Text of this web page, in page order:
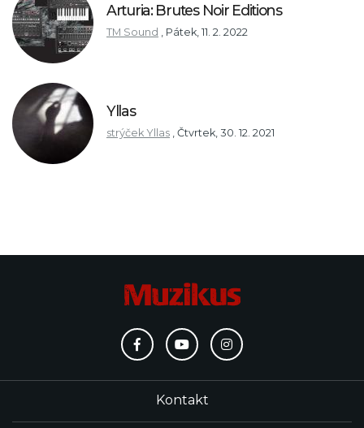
Arturia: Brutes Noir Editions
TM Sound Pátek, 11. 2. 2022
Yllas
strýček Yllas Čtvrtek, 30. 12. 2021
Kontakt